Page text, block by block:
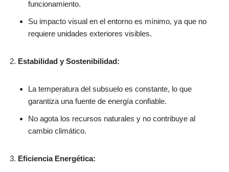
funcionamiento.
Su impacto visual en el entorno es mínimo, ya que no
requiere unidades exteriores visibles.
Estabilidad y Sostenibilidad:
La temperatura del subsuelo es constante, lo que
garantiza una fuente de energía confiable.
No agota los recursos naturales y no contribuye al
cambio climático.
Eficiencia Energética: